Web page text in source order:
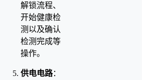
解锁流程、
开始健康检
测以及确认
检测完成等
操作。
供电电路：